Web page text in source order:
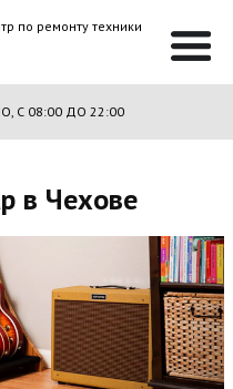
по ремонту техники
С 08:00 ДО 22:00
в Чехове